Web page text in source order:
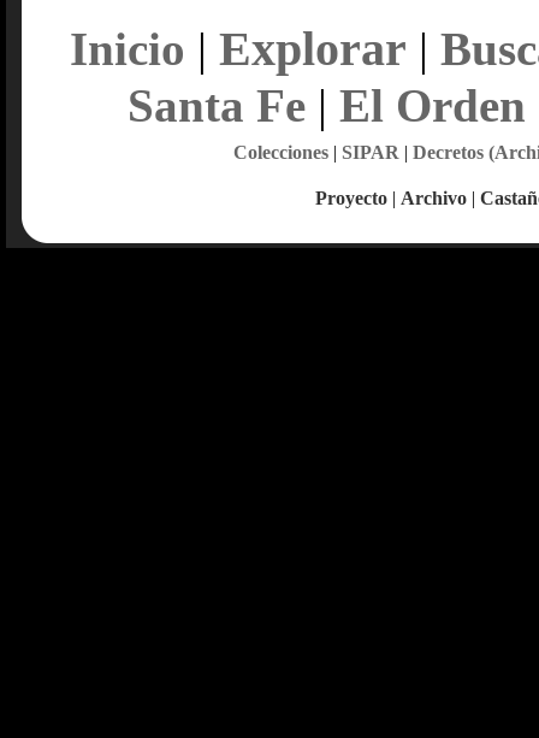
Inicio | Explorar |
Santa Fe| El Orden
Colecciones| SIPAR | Decretos
Proyecto | Archivo |